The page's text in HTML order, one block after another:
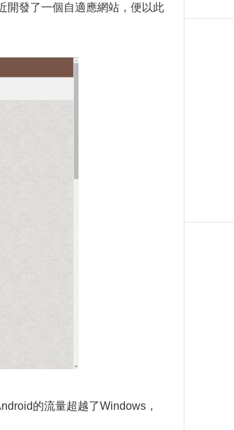
開發了一個自適應網站，便以此
的流量超越了Windows，